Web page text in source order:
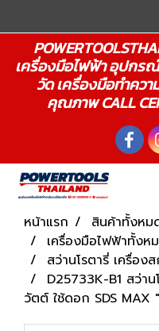
เครื่องมือไฟฟ้า อุปกร
วัด เครื่องมือทำควา
คุณภาพ CALL
หน้าแรก
สินค้าทั้งหม
เครื่องมือไฟฟ้าทั้งห
สว่านโรตารี่ เครื่อง
D25733K-B1 สว่า
วัตต์ ใช้ดอก SDS MAX